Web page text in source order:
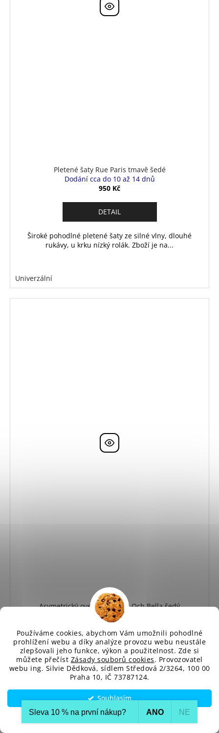
Používáme cookies, abychom Vám umožnili pohodlné
prohlížení webu a díky analýze provozu webu neustále
zlepšovali jeho funkce, výkon a použitelnost. Zde si
můžete přečíst Zásady souborů cookies. Provozovatel
webu ing. Silvie Dědková, sídlem Středová 2/3264, 100 00
Praha 10, IČ 73787124.
Souhlasím
Nastavení
Pletené šaty Rue Paris tmavě šedé
Dodání cca do 10 až 14 dnů
950 Kč
DETAIL
Široké pohodlné pletené šaty ze silné vlny, dlouhé
rukávy, u krku nízký rolák. Zboží je na...
Univerzální
Asymetrický oversized svetr Och Bella šedý
Dodání cca do 10 až 14 dnů
920 Kč
DETAIL
Asymetrický volný svetr, vzadu delší než vpředu, výstřih
do V. Hladce pletený, příjemný měkký...
Univerzální
Sleva 10 % na první nákup?​ ANO NE